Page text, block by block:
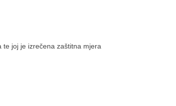
joj je izrečena zaštitna mjera